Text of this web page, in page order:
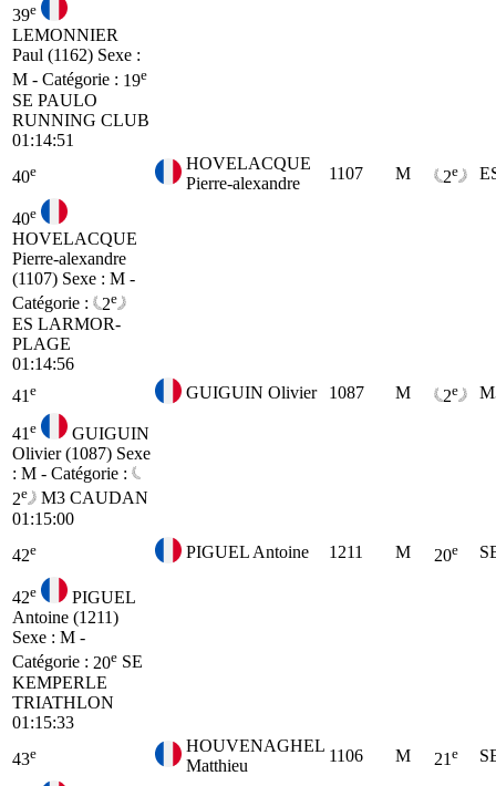
39e
LEMONNIER
Paul (1162) Sexe :
M - Catégorie : 19e
SE PAULO
RUNNING CLUB
01:14:51
40e
HOVELACQUE
Pierre-alexandre
1107 M 2e
40e
HOVELACQUE
Pierre-alexandre
(1107) Sexe : M -
Catégorie :
2e
ES LARMOR-
PLAGE
01:14:56
41 e GUIGUIN Olivier 1087 M 2e
41 e
GUIGUIN
Olivier (1087) Sexe
: M - Catégorie :
2e M3 CAUDAN
01:15:00
42e PIGUEL Antoine 1211 M 20e
42e
PIGUEL
Antoine (1211)
Sexe : M -
Catégorie : 20e SE
KEMPERLE
TRIATHLON
01:15:33
43e
HOUVENAGHEL
Matthieu
1106 M 21 e